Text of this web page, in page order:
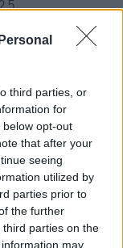
third parties, or
for
opt-out
that after your
seeing
utilized by
parties prior to
the further
parties on the
may
ότι η έρευνα
νωρίτερα αυτό
Υπουργείο
Εισαγγελέας
ασκήσει έφεση
ότι η
μήνες.